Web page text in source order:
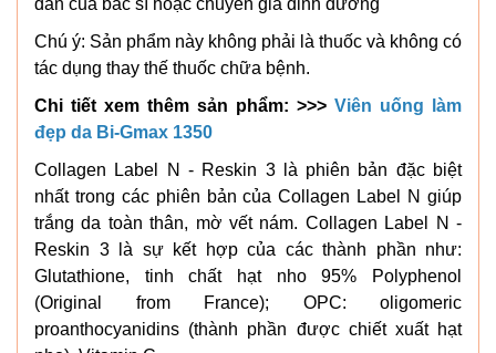
Chú ý: Sản phẩm này không phải là thuốc và không có
tác dụng thay thế thuốc chữa bệnh.
Chi tiết xem thêm sản phẩm: >>> Viên uống làm
đẹp da Bi-Gmax 1350
Collagen Label N - Reskin 3 là phiên bản đặc biệt
nhất trong các phiên bản của Collagen Label N giúp
trắng da toàn thân, mờ vết nám. Collagen Label N -
Reskin 3 là sự kết hợp của các thành phần như:
Glutathione, tinh chất hạt nho 95% Polyphenol
(Original from France); OPC: oligomeric
proanthocyanidins (thành phần được chiết xuất hạt